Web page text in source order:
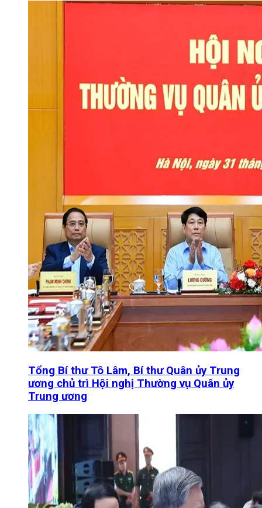
Tổng Bí thư Tô Lâm, Bí thư Quân ủy Trung
ương chủ trì Hội nghị Thường vụ Quân ủy
Trung ương